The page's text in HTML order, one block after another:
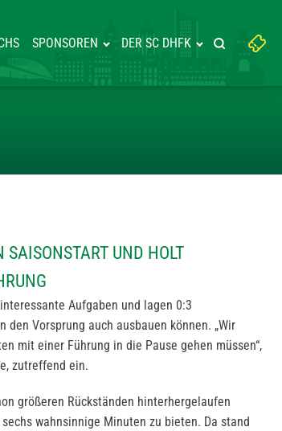
SPONSOREN DER SC DHFK
Suchbegriff
eingeben:
Suche
SAISONSTART UND HOLT
Aufgaben und lagen 0:3
Vorsprung auch ausbauen können. „Wir
mit einer Führung in die Pause gehen müssen“,
zutreffend ein.
größeren Rückständen hinterhergelaufen
wahnsinnige Minuten zu bieten. Da stand